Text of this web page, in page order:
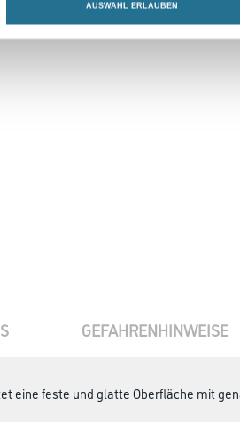
AUSWAHL ERLAUBEN
GEFAHRENHINWEISE
eine feste und glatte Oberfläche mit